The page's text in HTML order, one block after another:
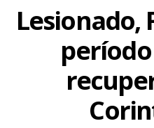
Lesionado,